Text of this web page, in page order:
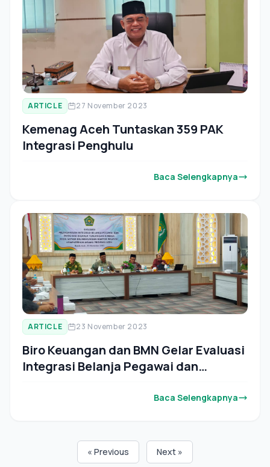
ARTICLE 27 November 2023
Kemenag Aceh Tuntaskan 359 PAK
Integrasi Penghulu
Baca Selengkapnya
ARTICLE 23 November 2023
Biro Keuangan dan BMN Gelar Evaluasi
Integrasi Belanja Pegawai dan
Baca Selengkapnya
« Previous Next »